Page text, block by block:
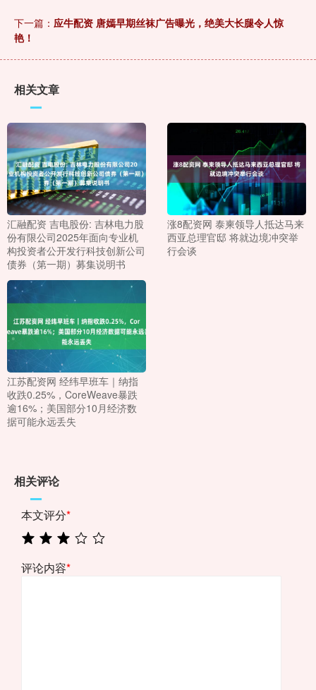
下一篇： 应牛配资 唐嫣早期丝袜广告曝光，绝美大长腿令人惊
艳！
相关文章
汇融配资 吉电股份: 吉林电力股
份有限公司2025年面向专业机
构投资者公开发行科技创新公司
债券（第一期）募集说明书
涨8配资网 泰柬领导人抵达马来
西亚总理官邸 将就边境冲突举
行会谈
江苏配资网 经纬早班车｜纳指
收跌0.25%，CoreWeave暴跌
逾16%；美国部分10月经济数
据可能永远丢失
相关评论
本文评分*
评论内容*